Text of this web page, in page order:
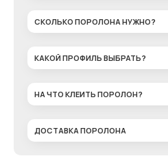
СКОЛЬКО ПОРОЛОНА НУЖНО?
КАКОЙ ПРОФИЛЬ ВЫБРАТЬ?
НА ЧТО КЛЕИТЬ ПОРОЛОН?
ДОСТАВКА ПОРОЛОНА